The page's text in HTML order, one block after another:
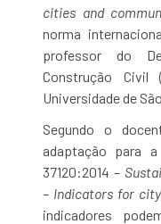
cities and
norma
professor do
Construção Civil
Universidade de
Segundo o
adaptação para
37120:2014 –
– Indicators for
indicadores